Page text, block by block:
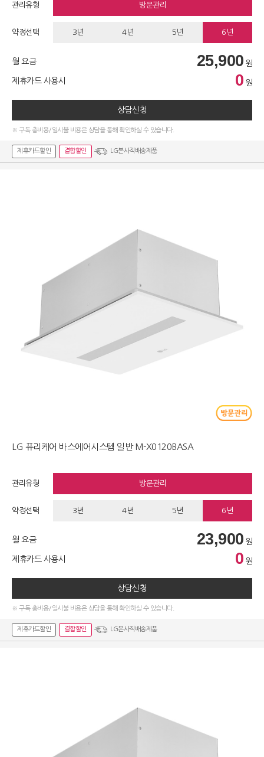
관리유형 방문관리
약정선택 3년 4년 5년 6년
월 요금 25,900 원
제휴카드 사용시 0 원
상담신청
※ 구독 총비용/일시불 비용은 상담을 통해 확인하실 수 있습니다.
제휴카드할인 결합할인 LG본사직배송제품
LG 퓨리케어 바스에어시스템 일반 M-X0120BASA
관리유형 방문관리
약정선택 3년 4년 5년 6년
월 요금 23,900 원
제휴카드 사용시 0 원
상담신청
※ 구독 총비용/일시불 비용은 상담을 통해 확인하실 수 있습니다.
제휴카드할인 결합할인 LG본사직배송제품